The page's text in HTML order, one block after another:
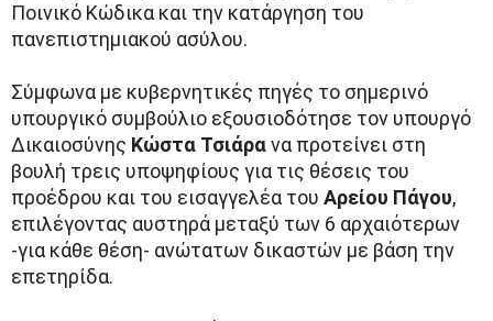
Ποινικό Κώδικα και την κατάργηση του
πανεπιστημιακού ασύλου.
Σύμφωνα με κυβερνητικές πηγές το σημερινό
υπουργικό συμβούλιο εξουσιοδότησε τον υπουργό
Δικαιοσύνης Κώστα Τσιάρανα προτείνει στη
βουλή τρεις υποψηφίους για τις θέσεις του
προέδρου και του εισαγγελέα του Αρείου Πάγου,
επιλέγοντας αυστηρά μεταξύ των 6 αρχαιότερων
-για κάθε θέση- ανώτατων δικαστών με βάση την
επετηρίδα.